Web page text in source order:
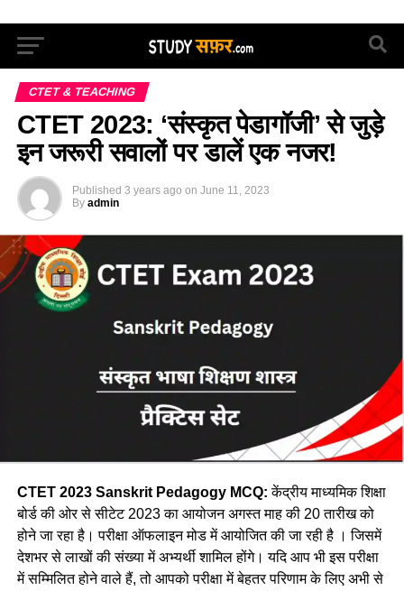
CTET & TEACHING
CTET 2023: ‘संस्कृत पेडागॉजी’ से जुड़े
इन जरूरी सवालों पर डालें एक नजर!
Published 3 years ago on June 11, 2023
By admin
CTET 2023 Sanskrit Pedagogy MCQ:केंद्रीय माध्यमिक शिक्षा
बोर्ड की ओर से सीटेट 2023 का आयोजन अगस्त माह की 20 तारीख को
होने जा रहा है। परीक्षा ऑफलाइन मोड में आयोजित की जा रही है । जिसमें
देशभर से लाखों की संख्या में अभ्यर्थी शामिल होंगे। यदि आप भी इस परीक्षा
में सम्मिलित होने वाले हैं, तो आपको परीक्षा में बेहतर परिणाम के लिए अभी से